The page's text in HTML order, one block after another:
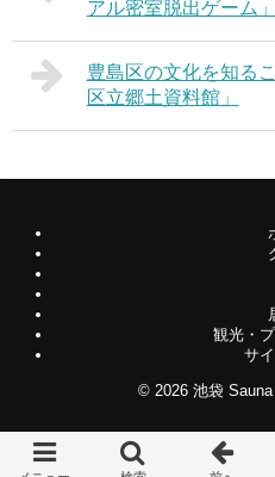
アル密室脱出ゲーム」
豊島区の文化を知る
区立郷土資料館」
観光・
サ
© 2026 池袋